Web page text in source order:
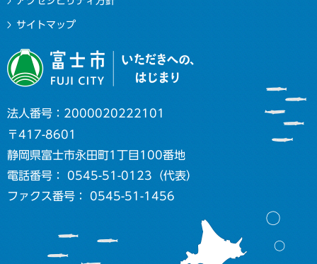
サイトマップ
法人番号：2000020222101
〒417-8601
静岡県富士市永田町1丁目100番地
電話番号： 0545-51-0123（代表）
ファクス番号： 0545-51-1456